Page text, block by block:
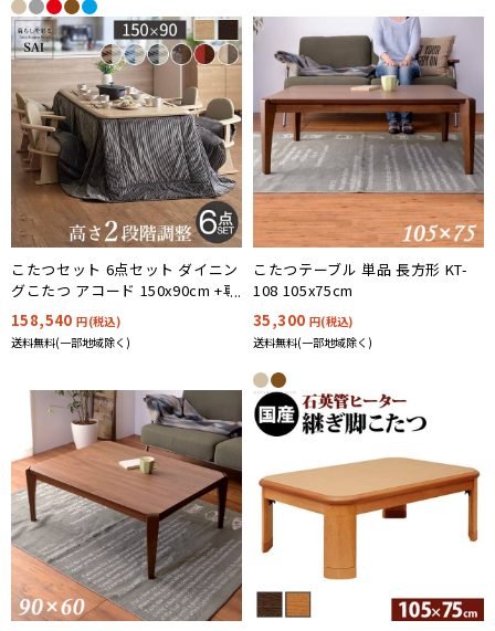
こたつセット 6点セット ダイニン
グこたつ アコード 150x90cm +専
用省スペース布団 +肘付き回転椅
子4脚 12色対応 ハイタイプ I-
2700157
158,540円(税込)
送料無料(一部地域除く)
こたつテーブル 単品 長方形 KT-
108 105x75cm
35,300 円(税込)
送料無料(一部地域除く)